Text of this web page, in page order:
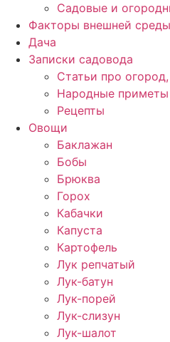
Садовые и
Факторы внешней среды
Дача
Записки садовода
Статьи про
Народные приметы
Рецепты
Овощи
Баклажан
Бобы
Брюква
Горох
Кабачки
Капуста
Картофель
Лук репчатый
Лук-батун
Лук-порей
Лук-слизун
Лук-шалот